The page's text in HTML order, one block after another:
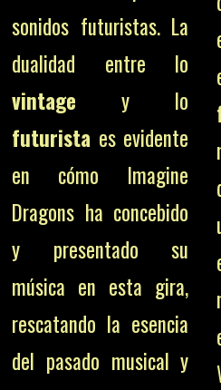
sonidos futuristas. La
dualidad entre lo
vintage y lo
futurista es evidente
en cómo Imagine
Dragons ha concebido
y presentado su
música en esta gira,
rescatando la esencia
del pasado musical y